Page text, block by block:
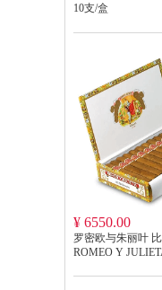
10支/盒
¥ 6550.00
ROMEO Y